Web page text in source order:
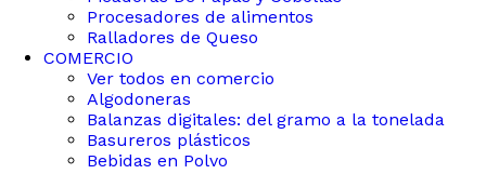
Procesadores de alimentos
Ralladores de Queso
COMERCIO
Ver todos en comercio
Algodoneras
Balanzas digitales: del gramo a la tonelada
Basureros plásticos
Bebidas en Polvo